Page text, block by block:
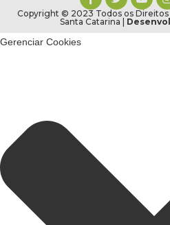
Copyright © 2023 Todos os Direitos
Santa Catarina |
Gerenciar Cookies